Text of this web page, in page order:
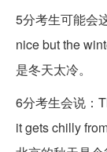
5分考生可能会
nice but the
是冬天太冷。
6分考生会说：
it gets chilly